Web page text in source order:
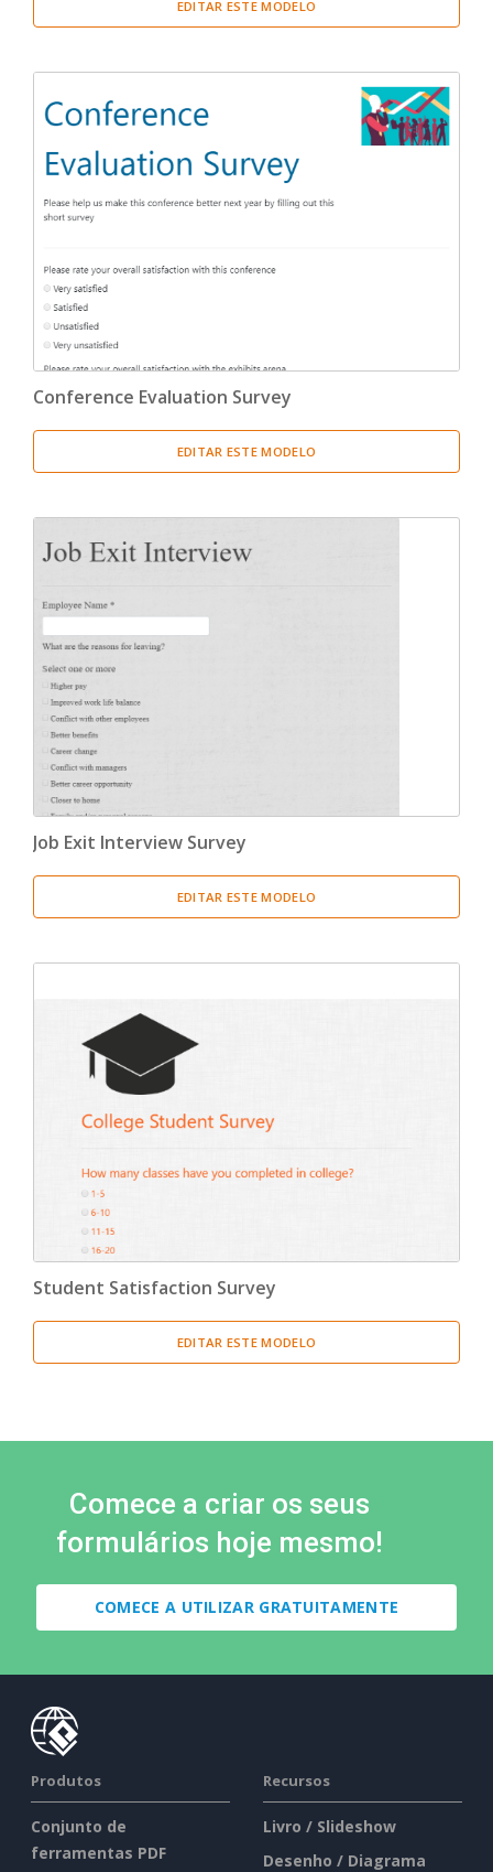
EDITAR ESTE MODELO
Conference Evaluation Survey
EDITAR ESTE MODELO
Job Exit Interview Survey
EDITAR ESTE MODELO
Student Satisfaction Survey
EDITAR ESTE MODELO
Comece a criar os seus
formulários hoje mesmo!
COMECE A UTILIZAR GRATUITAMENTE
Produtos
Conjunto de
ferramentas PDF
Recursos
Livro / Slideshow
Desenho / Diagrama